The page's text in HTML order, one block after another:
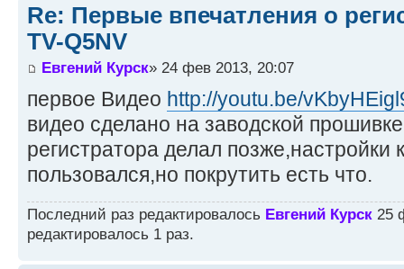
Re: Первые впечатления о
TV-Q5NV
Евгений Курск» 24 фев 2013, 20:07
первое Видео http://youtu.be/
видео сделано на заводской
регистратора делал позже,настройки
пользовался,но покрутить есть что.
Последний раз редактировалось Евгений Курск 25
редактировалось 1 раз.